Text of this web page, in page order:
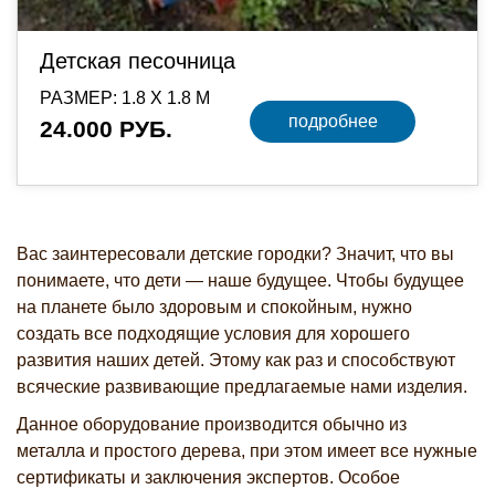
Детская песочница
РАЗМЕР: 1.8 Х 1.8 М
24.000 РУБ. подробнее
Вас заинтересовали детские городки? Значит, что вы
понимаете, что дети — наше будущее. Чтобы будущее
на планете было здоровым и спокойным, нужно
создать все подходящие условия для хорошего
развития наших детей. Этому как раз и способствуют
всяческие развивающие предлагаемые нами изделия.
Данное оборудование производится обычно из
металла и простого дерева, при этом имеет все нужные
сертификаты и заключения экспертов. Особое